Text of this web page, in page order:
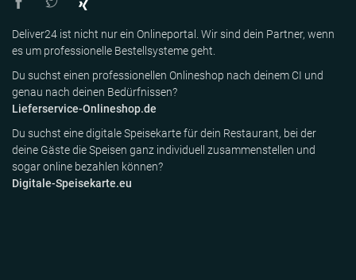
Deliver24 ist nicht nur ein Onlineportal. Wir sind dein Partner, wenn
es um professionelle Bestellsysteme geht.
Du suchst einen professionellen Onlineshop nach deinem CI und
genau nach deinen Bedürfnissen?
Lieferservice-Onlineshop.de
Du suchst eine digitale Speisekarte für dein Restaurant, bei der
deine Gäste die Speisen ganz individuell zusammenstellen und
sogar online bezahlen können?
Digitale-Speisekarte.eu